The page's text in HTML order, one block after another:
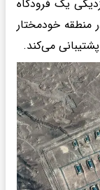
یک فرودگاه
منطقه خودمختار